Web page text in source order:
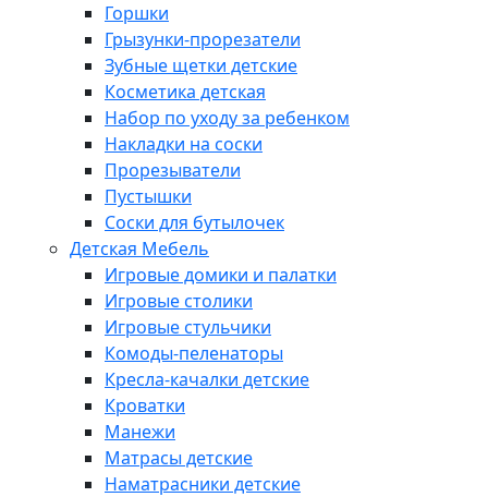
Горшки
Грызунки-прорезатели
Зубные щетки детские
Косметика детская
Набор по уходу за ребенком
Накладки на соски
Прорезыватели
Пустышки
Соски для бутылочек
Детская Мебель
Игровые домики и палатки
Игровые столики
Игровые стульчики
Комоды-пеленаторы
Кресла-качалки детские
Кроватки
Манежи
Матрасы детские
Наматрасники детские